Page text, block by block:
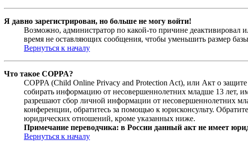
Я давно зарегистрирован, но больше не могу войти!
Возможно, администратор по какой-то причине деактивировал
время не оставляющих сообщения, чтобы уменьшить размер
Вернуться к началу
Что такое COPPA?
COPPA (Child Online Privacy and Protection Act), или Акт о
собирать информацию от несовершеннолетних младше 13 лет,
разрешают сбор личной информации от несовершеннолетних
конференции, обратитесь за помощью к юрисконсульту.
юридических отношений, кроме указанных ниже.
Примечание переводчика: в России данный акт не имеет
Вернуться к началу